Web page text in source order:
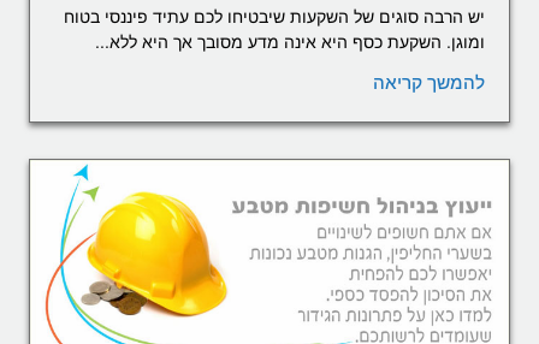
יש הרבה סוגים של השקעות שיבטיחו לכם עתיד פיננסי בטוח
ומוגן. השקעת כסף היא אינה מדע מסובך אך היא ללא...
להמשך קריאה